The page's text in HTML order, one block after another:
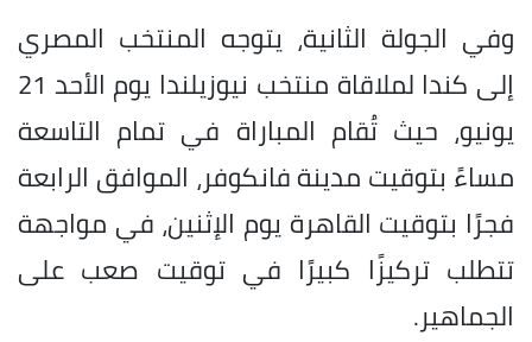
وفي الجولة الثانية، يتوجه المنتخب المصري
إلى كندا لملاقاة منتخب نيوزيلندا يوم الأحد 21
يونيو، حيث تُقام المباراة في تمام التاسعة
مساءً بتوقيت مدينة فانكوفر، الموافق الرابعة
فجرًا بتوقيت القاهرة يوم الإثنين، في مواجهة
تتطلب تركيزًا كبيرًا في توقيت صعب على
الجماهير.